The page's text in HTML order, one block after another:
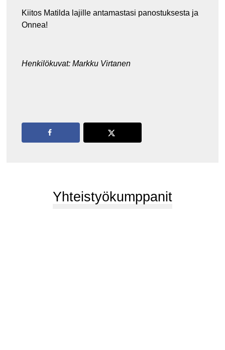
Kiitos Matilda lajille antamastasi panostuksesta ja
Onnea!
Henkilökuvat: Markku Virtanen
Yhteistyökumppanit